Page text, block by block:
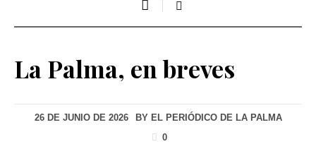
La Palma, en breves
26 DE JUNIO DE 2026 BY EL PERIÓDICO DE LA PALMA
0